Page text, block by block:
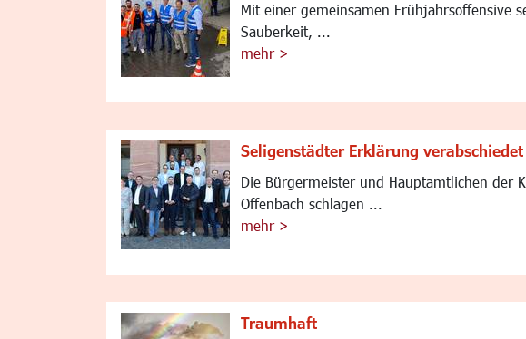
Mit einer gemeinsamen Frühjahrsoffensive
Sauberkeit, ...
mehr >
Seligenstädter Erklärung verabschiedet
Die Bürgermeister und Hauptamtlichen der
Offenbach schlagen ...
mehr >
Traumhaft